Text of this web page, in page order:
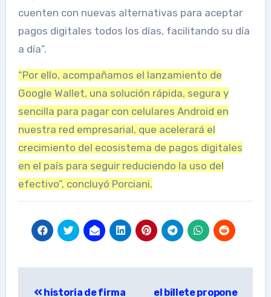
cuenten con nuevas alternativas para aceptar
pagos digitales todos los días, facilitando su día
a día”.
“Por ello, acompañamos el lanzamiento de
Google Wallet, una solución rápida, segura y
sencilla para pagar con celulares Android en
nuestra red empresarial, que acelerará el
crecimiento del ecosistema de pagos digitales
en el país para seguir reduciendo la uso del
efectivo”, concluyó Porciani.
historia de firma
el billete propone